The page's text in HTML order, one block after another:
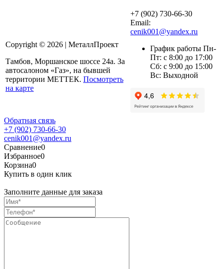
Copyright © 2026 | МеталлПроект
Тамбов, Моршанское шоссе 24а. За
автосалоном «Газ», на бывшей
территории МЕТТЕК. Посмотреть
на карте
+7 (902) 730-66-30
Email:
cenik001@yandex.ru
График работы Пн-
Пт: с 8:00 до 17:00
Сб: с 9:00 до 15:00
Вс: Выходной
Обратная связь
+7 (902) 730-66-30
cenik001@yandex.ru
Сравнение0
Избранное0
Корзина0
Купить в один клик
Заполните данные для заказа